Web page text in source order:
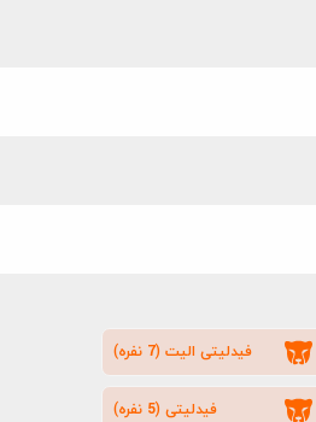
فیدلیتی الیت (7 نفره)
فیدلیتی (5 نفره)